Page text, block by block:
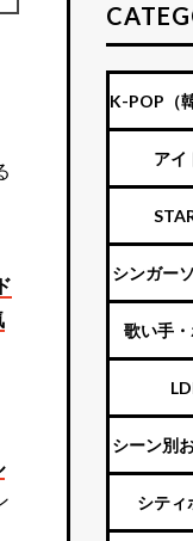
K-POP（
外アー
アイ
ジャニ
シンガー
タ
歌い手
シーン別
シティ